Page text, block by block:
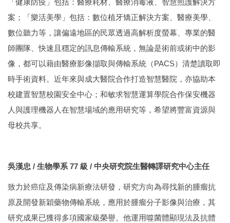
「健康防疫」包括：醫療耗材、醫療消毒液、智慧照護解決方
案；「樂活美學」包括：數位植牙矯正解決方案、醫療美學、
數位聽力等，讓偏遠地區的民眾透過高解析度螢幕、專業的醫
師團隊、快速且穩定的訊息傳輸系統，無論是術前或術中的影
像，都可以藉由醫療影像擷取與傳輸系統（PACS）清楚讀取即
時手術資料。近年來與成大醫院合作打造智慧醫院，亦協助本
校建置智慧校園安全中心；和敏求智慧運算學院合作保安機器
人與護理機器人在智慧場域的應用研究等，希望將豐富資源與
母校共享。
吳漢忠 / 生物學系 77 級 / 中央研究院生醫轉譯研究中心主任
致力於癌症及傳染病新療法研發，研究方向為尋找新的腫瘤抗
原及開發新穎藥物傳輸系統，應用於腫瘤分子影像與治療，其
研究成果已獲得多項國家級榮譽。他運用噬菌體顯現法及抗體